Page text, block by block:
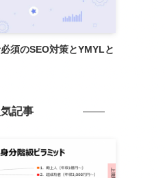
須のSEO対策とYMYLと
気記事